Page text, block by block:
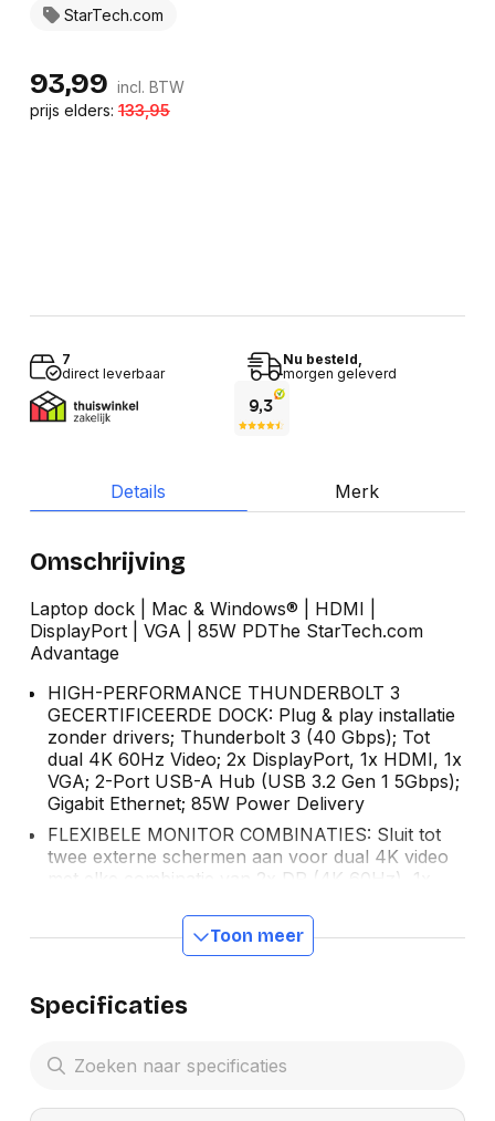
StarTech.com
93,99 incl. BTW
prijs elders:133,95
7
direct leverbaar
Nu besteld,
morgen geleverd
Details Merk
Omschrijving
Laptop dock | Mac & Windows® | HDMI |
DisplayPort | VGA | 85W PDThe StarTech.com
Advantage
HIGH-PERFORMANCE THUNDERBOLT 3
GECERTIFICEERDE DOCK: Plug & play installatie
zonder drivers; Thunderbolt 3 (40 Gbps); Tot
dual 4K 60Hz Video; 2x DisplayPort, 1x HDMI, 1x
VGA; 2-Port USB-A Hub (USB 3.2 Gen 1 5Gbps);
Gigabit Ethernet; 85W Power Delivery
FLEXIBELE MONITOR COMBINATIES: Sluit tot
twee externe schermen aan voor dual 4K video
met elke combinatie van 2x DP (4K 60Hz), 1x
output maakt direct gebruik van GPU zonder
software of compressie
macOS & Ubuntu; Werkt met alle Thunderbolt
3/4 laptops; Uitgebreide dual displays op Apple
MacBooks; Single Display op Apple M1/M2 entry
Toon meer
Specificaties